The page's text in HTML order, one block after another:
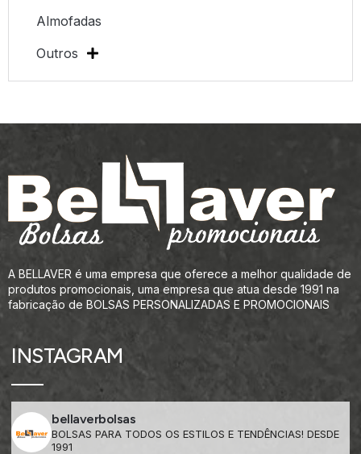
Almofadas
Outros
A BELLAVER é uma empresa que oferece a melhor qualidade de
produtos promocionais, uma empresa que atua desde 1991 na
fabricação de BOLSAS PERSONALIZADAS E PROMOCIONAIS
INSTAGRAM
bellaverbolsas
BOLSAS PARA TODOS OS ESTILOS E TENDÊNCIAS! DESDE
1991